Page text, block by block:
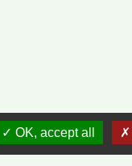
- Accessibilité -
OK, accept all